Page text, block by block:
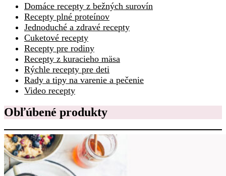
Domáce recepty z bežných surovín
Recepty plné proteínov
Jednoduché a zdravé recepty
Cuketové recepty
Recepty pre rodiny
Recepty z kuracieho mäsa
Rýchle recepty pre deti
Rady a tipy na varenie a pečenie
Video recepty
Obľúbené produkty